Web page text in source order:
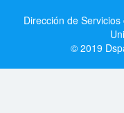
Dirección de
© 2019